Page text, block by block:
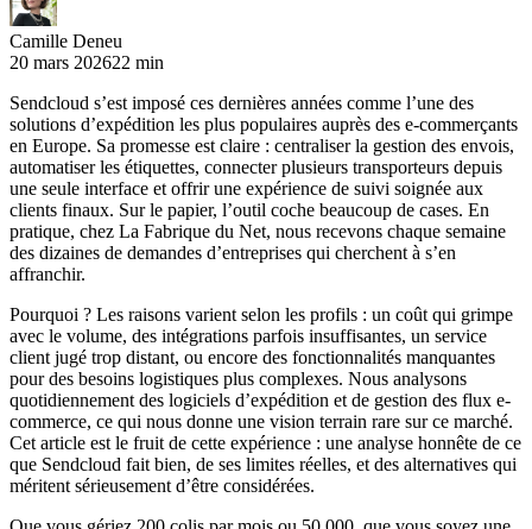
Camille Deneu
20 mars 202622 min
Sendcloud s’est imposé ces dernières années comme l’une des
solutions d’expédition les plus populaires auprès des e-commerçants
en Europe. Sa promesse est claire : centraliser la gestion des envois,
automatiser les étiquettes, connecter plusieurs transporteurs depuis
une seule interface et offrir une expérience de suivi soignée aux
clients finaux. Sur le papier, l’outil coche beaucoup de cases. En
pratique, chez La Fabrique du Net, nous recevons chaque semaine
des dizaines de demandes d’entreprises qui cherchent à s’en
affranchir.
Pourquoi ? Les raisons varient selon les profils : un coût qui grimpe
avec le volume, des intégrations parfois insuffisantes, un service
client jugé trop distant, ou encore des fonctionnalités manquantes
pour des besoins logistiques plus complexes. Nous analysons
quotidiennement des logiciels d’expédition et de gestion des flux e-
commerce, ce qui nous donne une vision terrain rare sur ce marché.
Cet article est le fruit de cette expérience : une analyse honnête de ce
que Sendcloud fait bien, de ses limites réelles, et des alternatives qui
méritent sérieusement d’être considérées.